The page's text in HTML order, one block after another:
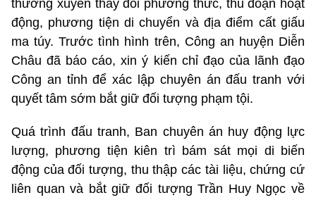
thường xuyên thay đổi phương thức, thủ đoạn hoạt
động, phương tiện di chuyển và địa điểm cất giấu
ma túy. Trước tình hình trên, Công an huyện Diễn
Châu đã báo cáo, xin ý kiến chỉ đạo của lãnh đạo
Công an tỉnh để xác lập chuyên án đấu tranh với
quyết tâm sớm bắt giữ đối tượng phạm tội.
Quá trình đấu tranh, Ban chuyên án huy động lực
lượng, phương tiện kiên trì bám sát mọi di biến
động của đối tượng, thu thập các tài liệu, chứng cứ
liên quan và bắt giữ đối tượng Trần Huy Ngọc về